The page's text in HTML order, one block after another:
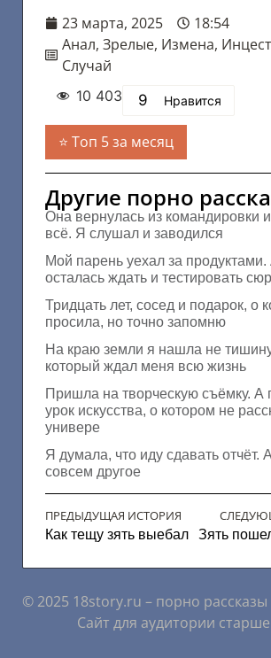
23 марта, 2025
18:54
Анал, Зрелые, Измена, Инцест
Случай
10 403 9 Нравится
Топ 5 за месяц
Другие порно
Она вернулась из командировки
всё. Я слушал и заводился
Мой парень уехал за продуктами.
осталась ждать и тестировать
Тридцать лет, сосед и подарок, о
просила, но точно запомню
На краю земли я нашла не
который ждал меня всю жизнь
Пришла на творческую съёмку. А
урок искусства, о котором не
универе
Я думала, что иду сдавать отчёт.
совсем другое
ПРЕДЫДУЩАЯ ИСТОРИЯ
Как тещу зять выебал
© 2025 18story.ru – порно рассказы
Сайт для аудитории старше